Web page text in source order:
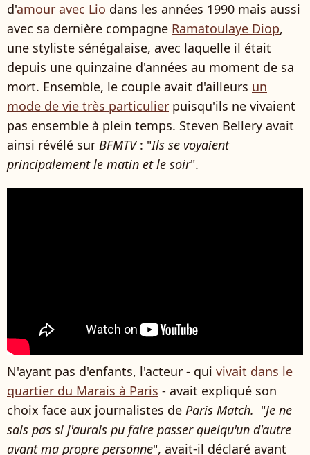
d'amour avec Lio dans les années 1990 mais aussi
avec sa dernière compagne Ramatoulaye Diop,
une styliste sénégalaise, avec laquelle il était
depuis une quinzaine d'années au moment de sa
mort. Ensemble, le couple avait d'ailleurs un
mode de vie très particulier puisqu'ils ne vivaient
pas ensemble à plein temps. Steven Bellery avait
ainsi révélé sur BFMTV: "Ils se voyaient
principalement le matin et le soir".
N'ayant pas d'enfants, l'acteur - qui vivait dans le
quartier du Marais à Paris - avait expliqué son
choix face aux journalistes de Paris Match. "Je ne
sais pas si j'aurais pu faire passer quelqu'un d'autre
avant ma propre personne", avait-il déclaré avant